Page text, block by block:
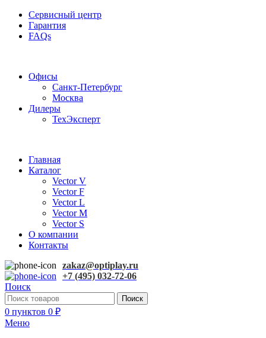
Сервисный центр
Гарантия
FAQs
Офисы
Санкт-Петербург
Москва
Дилеры
ТехЭксперт
Главная
Каталог
Vector V
Vector F
Vector L
Vector M
Vector S
О компании
Контакты
zakaz@optiplay.ru
+7 (495) 032-72-06
Поиск
Поиск
0 пунктов 0 ₽
Меню